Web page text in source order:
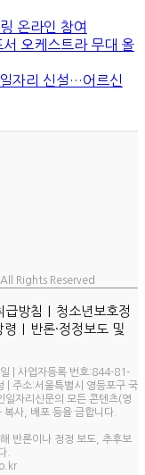
온라인 참여
오케스트라 무대 올
자리 신설…어르신
Rights Reserved
급방침 ㅣ 청소년보호정
령 ㅣ 반론·정정보도 및
| 사업자등록 번호:844-81-
| 주소:서울특별시 영등포구 국
자리신문의 모든 콘텐츠(영
사, 배포 등을 금합니다.
반론이나 정정 보도, 추후보
.